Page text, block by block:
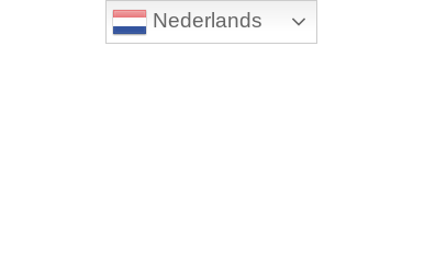
Nederlands